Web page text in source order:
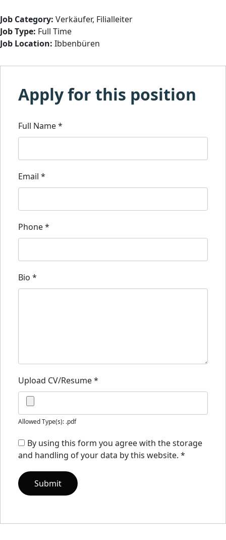
Job Category: Verkäufer Filialleiter
Job Type: Full Time
Job Location: Ibbenbüren
Apply for this position
Full Name*
Email *
Phone*
Bio *
Upload CV/Resume*
Allowed Type(s): .pdf
By using this form you agree with the storage
and handling of your data by this website. *